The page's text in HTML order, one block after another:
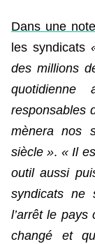
Dans une note
les syndicats
des millions
responsables
mènera nos
siècle ». « Il
outil aussi
syndicats ne
l’arrêt le
changé et